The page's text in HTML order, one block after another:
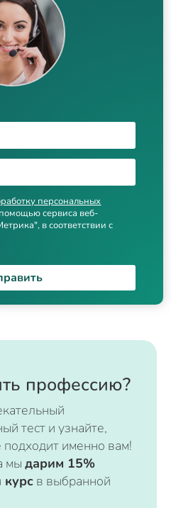
персональных
сервиса веб-
в соответствии с
профессию?
тест и узнайте,
именно вам!
мы дарим 15%
курс в выбранной